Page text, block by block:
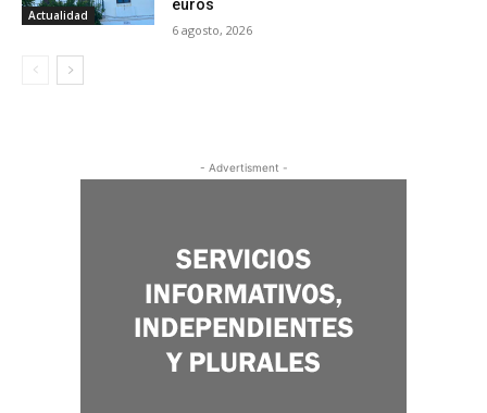
Actualidad
euros
6 agosto, 2026
- Advertisment -